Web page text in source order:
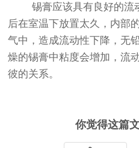
锡膏应该具有良好的流
后在室温下放置太久，内部
气中，造成流动性下降，无
燥的锡膏中粘度会增加，流
彼的关系。
你觉得这篇